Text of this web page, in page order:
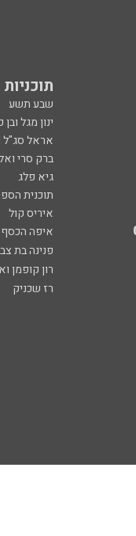
תוכניות 103fm
שבע תשע
ינון מגל
אראל סג"ל
ברק סרי
גיא פלג
תוכנית
איריס קול
איפה הכסף
פנינה בת
רון קופמן
רז שכניק